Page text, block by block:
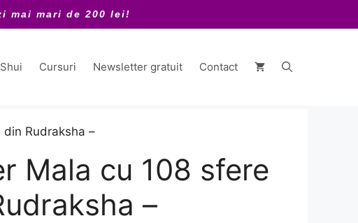
mai mari de 200 lei!
Cursuri Newsletter gratuit Contact
Rudraksha –
Mala cu 108 sfere
–